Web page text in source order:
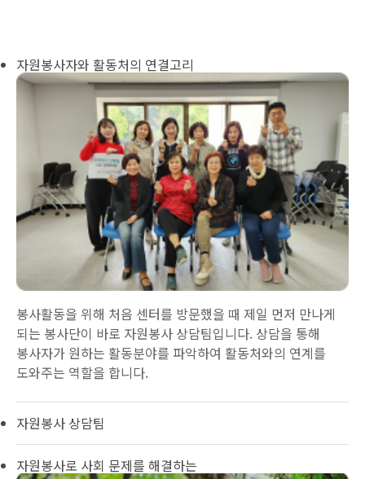
자원봉사자와 활동처의 연결고리
봉사활동을 위해 처음 센터를 방문했을 때 제일 먼저 만나게
되는 봉사단이 바로 자원봉사 상담팀입니다. 상담을 통해
봉사자가 원하는 활동분야를 파악하여 활동처와의 연계를
도와주는 역할을 합니다.
자원봉사 상담팀
자원봉사로 사회 문제를 해결하는